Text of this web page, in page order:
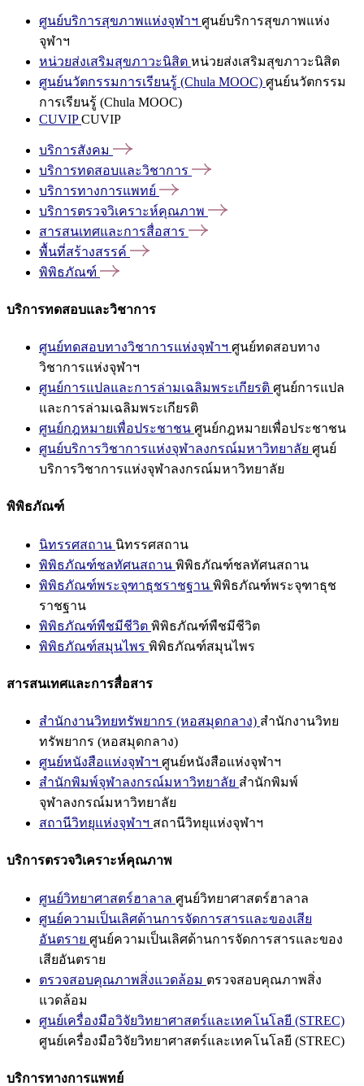
ศูนย์บริการสุขภาพแห่งจุฬาฯ ศูนย์บริการสุขภาพแห่ง
จุฬาฯ
หน่วยส่งเสริมสุขภาวะนิสิต หน่วยส่งเสริมสุขภาวะนิสิต
ศูนย์นวัตกรรมการเรียนรู้ (Chula MOOC) ศูนย์นวัตกรรม
การเรียนรู้ (Chula MOOC)
CUVIPCUVIP
บริการสังคม
บริการทดสอบและวิชาการ
บริการทางการแพทย์
บริการตรวจวิเคราะห์คุณภาพ
สารสนเทศและการสื่อสาร
พื้นที่สร้างสรรค์
พิพิธภัณฑ์
บริการทดสอบและวิชาการ
ศูนย์ทดสอบทางวิชาการแห่งจุฬาฯ ศูนย์ทดสอบทาง
วิชาการแห่งจุฬาฯ
ศูนย์การแปลและการล่ามเฉลิมพระเกียรติ ศูนย์การแปล
และการล่ามเฉลิมพระเกียรติ
ศูนย์กฎหมายเพื่อประชาชน ศูนย์กฎหมายเพื่อประชาชน
ศูนย์บริการวิชาการแห่งจุฬาลงกรณ์มหาวิทยาลัย ศูนย์
บริการวิชาการแห่งจุฬาลงกรณ์มหาวิทยาลัย
พิพิธภัณฑ์
นิทรรศสถาน นิทรรศสถาน
พิพิธภัณฑ์ชลทัศนสถาน พิพิธภัณฑ์ชลทัศนสถาน
พิพิธภัณฑ์พระจุฑาธุชราชฐาน พิพิธภัณฑ์พระจุฑาธุช
ราชฐาน
พิพิธภัณฑ์พืชมีชีวิต พิพิธภัณฑ์พืชมีชีวิต
พิพิธภัณฑ์สมุนไพร พิพิธภัณฑ์สมุนไพร
สารสนเทศและการสื่อสาร
สำนักงานวิทยทรัพยากร (หอสมุดกลาง) สำนักงานวิทย
ทรัพยากร (หอสมุดกลาง)
ศูนย์หนังสือแห่งจุฬาฯ ศูนย์หนังสือแห่งจุฬาฯ
สำนักพิมพ์จุฬาลงกรณ์มหาวิทยาลัย สำนักพิมพ์
จุฬาลงกรณ์มหาวิทยาลัย
สถานีวิทยุแห่งจุฬาฯ สถานีวิทยุแห่งจุฬาฯ
บริการตรวจวิเคราะห์คุณภาพ
ศูนย์วิทยาศาสตร์ฮาลาล ศูนย์วิทยาศาสตร์ฮาลาล
ศูนย์ความเป็นเลิศด้านการจัดการสารและของเสีย
อันตราย ศูนย์ความเป็นเลิศด้านการจัดการสารและของ
เสียอันตราย
ตรวจสอบคุณภาพสิ่งแวดล้อม ตรวจสอบคุณภาพสิ่ง
แวดล้อม
ศูนย์เครื่องมือวิจัยวิทยาศาสตร์และเทคโนโลยี (STREC)
ศูนย์เครื่องมือวิจัยวิทยาศาสตร์และเทคโนโลยี (STREC)
บริการทางการแพทย์